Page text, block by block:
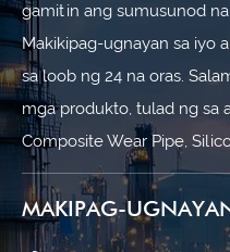
gamitin ang sumusunod
Makikipag-ugnayan sa iyo
sa loob ng 24 na oras.
mga produkto, tulad ng sa
Composite Wear Pipe,
MAKIPAG-